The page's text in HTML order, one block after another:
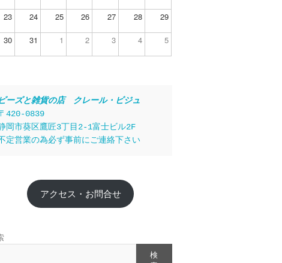
23 24 25 26 27 28 29
30 31 1 2 3 4 5
ーズと雑貨の店　クレール・ビジュ
420-0839
岡市葵区鷹匠3丁目2-1富士ビル2F
定営業の為必ず事前にご連絡下さい
アクセス・お問合せ
検